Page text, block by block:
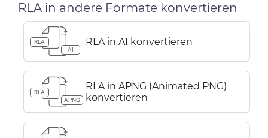
RLA in andere Formate konvertieren
RLA
AI
RLA in AI konvertieren
RLA
APNG
RLA in APNG (Animated PNG)
konvertieren